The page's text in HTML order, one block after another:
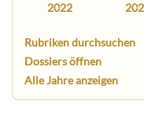
2022
Rubriken durchsuchen
Dossiers öffnen
Alle Jahre anzeigen